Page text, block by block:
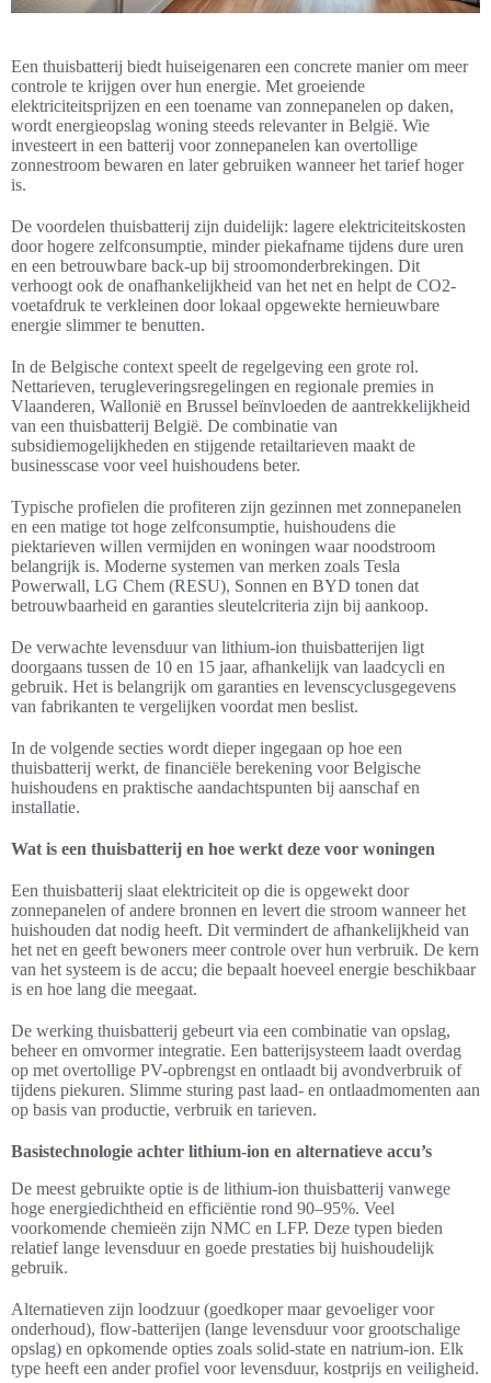
Een thuisbatterij biedt huiseigenaren een concrete manier om meer
controle te krijgen over hun energie. Met groeiende
elektriciteitsprijzen en een toename van zonnepanelen op daken,
wordt energieopslag woning steeds relevanter in België. Wie
investeert in een batterij voor zonnepanelen kan overtollige
zonnestroom bewaren en later gebruiken wanneer het tarief hoger
is.
De voordelen thuisbatterij zijn duidelijk: lagere elektriciteitskosten
door hogere zelfconsumptie, minder piekafname tijdens dure uren
en een betrouwbare back-up bij stroomonderbrekingen. Dit
verhoogt ook de onafhankelijkheid van het net en helpt de CO2-
voetafdruk te verkleinen door lokaal opgewekte hernieuwbare
energie slimmer te benutten.
In de Belgische context speelt de regelgeving een grote rol.
Nettarieven, terugleveringsregelingen en regionale premies in
Vlaanderen, Wallonië en Brussel beïnvloeden de aantrekkelijkheid
van een thuisbatterij België. De combinatie van
subsidiemogelijkheden en stijgende retailtarieven maakt de
businesscase voor veel huishoudens beter.
Typische profielen die profiteren zijn gezinnen met zonnepanelen
en een matige tot hoge zelfconsumptie, huishoudens die
piektarieven willen vermijden en woningen waar noodstroom
belangrijk is. Moderne systemen van merken zoals Tesla
Powerwall, LG Chem (RESU), Sonnen en BYD tonen dat
betrouwbaarheid en garanties sleutelcriteria zijn bij aankoop.
De verwachte levensduur van lithium-ion thuisbatterijen ligt
doorgaans tussen de 10 en 15 jaar, afhankelijk van laadcycli en
gebruik. Het is belangrijk om garanties en levenscyclusgegevens
van fabrikanten te vergelijken voordat men beslist.
In de volgende secties wordt dieper ingegaan op hoe een
thuisbatterij werkt, de financiële berekening voor Belgische
huishoudens en praktische aandachtspunten bij aanschaf en
installatie.
Wat is een thuisbatterij en hoe werkt deze voor woningen
Een thuisbatterij slaat elektriciteit op die is opgewekt door
zonnepanelen of andere bronnen en levert die stroom wanneer het
huishouden dat nodig heeft. Dit vermindert de afhankelijkheid van
het net en geeft bewoners meer controle over hun verbruik. De kern
van het systeem is de accu; die bepaalt hoeveel energie beschikbaar
is en hoe lang die meegaat.
De werking thuisbatterij gebeurt via een combinatie van opslag,
beheer en omvormer integratie. Een batterijsysteem laadt overdag
op met overtollige PV-opbrengst en ontlaadt bij avondverbruik of
tijdens piekuren. Slimme sturing past laad- en ontlaadmomenten aan
op basis van productie, verbruik en tarieven.
Basistechnologie achter lithium-ion en alternatieve accu’s
De meest gebruikte optie is de lithium-ion thuisbatterij vanwege
hoge energiedichtheid en efficiëntie rond 90–95%. Veel
voorkomende chemieën zijn NMC en LFP. Deze typen bieden
relatief lange levensduur en goede prestaties bij huishoudelijk
gebruik.
Alternatieven zijn loodzuur (goedkoper maar gevoeliger voor
onderhoud), flow-batterijen (lange levensduur voor grootschalige
opslag) en opkomende opties zoals solid-state en natrium-ion. Elk
type heeft een ander profiel voor levensduur, kostprijs en veiligheid.